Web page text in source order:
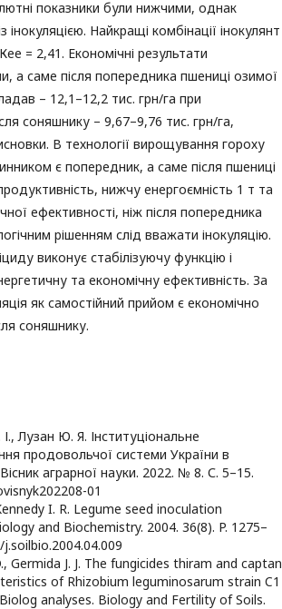
показники були нижчими, однак
інокуляцією. Найкращі комбінації інокулянт
= 2,41. Економічні результати
а саме після попередника пшениці озимої
– 12,1–12,2 тис. грн/га при
соняшнику – 9,67–9,76 тис. грн/га,
В технології вирощування гороху
є попередник, а саме після пшениці
нижчу енергоємність 1 т та
ефективності, ніж після попередника
рішенням слід вважати інокуляцію.
виконує стабілізуючу функцію і
та економічну ефективність. За
як самостійний прийом є економічно
соняшнику.
Лузан Ю. Я. Інституціональне
продовольчої системи України в
аграрної науки. 2022. № 8. С. 5–15.
01
I. R. Legume seed inoculation
and Biochemistry. 2004. 36(8). P. 1275–
Germida J. J. The fungicides thiram and captan
of Rhizobium leguminosarum strain C1
analyses. Biology and Fertility of Soils.